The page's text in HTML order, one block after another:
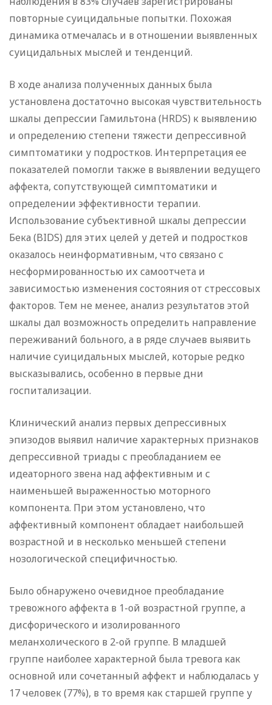
повторные суицидальные попытки. Похожая
динамика отмечалась и в отношении выявленных
суицидальных мыслей и тенденций.
В ходе анализа полученных данных была
установлена достаточно высокая чувствительность
шкалы депрессии Гамильтона (HRDS) к выявлению
и определению степени тяжести депрессивной
симптоматики у подростков. Интерпретация ее
показателей помогли также в выявлении ведущего
аффекта, сопутствующей симптоматики и
определении эффективности терапии.
Использование субъективной шкалы депрессии
Бека (BIDS) для этих целей у детей и подростков
оказалось неинформативным, что связано с
несформированностью их самоотчета и
зависимостью изменения состояния от стрессовых
факторов. Тем не менее, анализ результатов этой
шкалы дал возможность определить направление
переживаний больного, а в ряде случаев выявить
наличие суицидальных мыслей, которые редко
высказывались, особенно в первые дни
госпитализации.
Клинический анализ первых депрессивных
эпизодов выявил наличие характерных признаков
депрессивной триады с преобладанием ее
идеаторного звена над аффективным и с
наименьшей выраженностью моторного
компонента. При этом установлено, что
аффективный компонент обладает наибольшей
возрастной и в несколько меньшей степени
нозологической специфичностью.
Было обнаружено очевидное преобладание
тревожного аффекта в 1-ой возрастной группе, а
дисфорического и изолированного
меланхолического в 2-ой группе. В младшей
группе наиболее характерной была тревога как
основной или сочетанный аффект и наблюдалась у
17 человек (77%), в то время как старшей группе у